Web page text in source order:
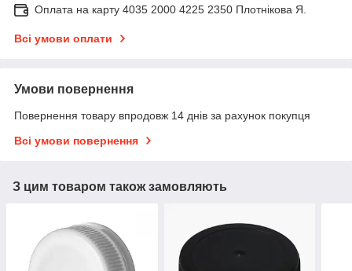
Оплата на карту 4035 2000 4225 2350 Плотнікова Я.
Всі умови оплати
Умови повернення
Повернення товару впродовж 14 днів за рахунок покупця
Всі умови повернення
З цим товаром також замовляють